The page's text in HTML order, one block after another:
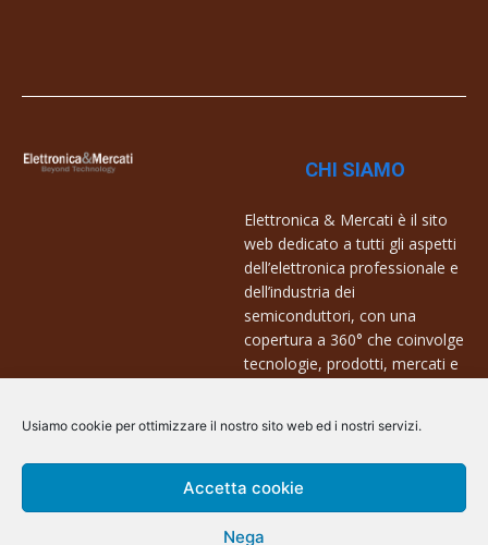
Usiamo cookie per ottimizzare il nostro sito web ed i nostri servizi.
Accetta cookie
Nega
CHI SIAMO
Elettronica & Mercati è il sito
web dedicato a tutti gli aspetti
dell’elettronica professionale e
dell’industria dei
semiconduttori, con una
copertura a 360° che coinvolge
tecnologie, prodotti, mercati e
Contatti:
info@arscommunication.it